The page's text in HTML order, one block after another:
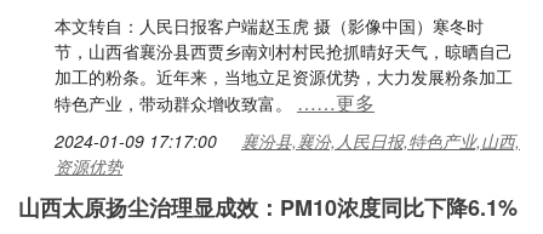
本文转自：人民日报客户端赵玉虎 摄（影像中国）寒冬时
节，山西省襄汾县西贾乡南刘村村民抢抓晴好天气，晾晒自己
加工的粉条。近年来，当地立足资源优势，大力发展粉条加工
特色产业，带动群众增收致富。 ……更多
2024-01-09 17:17:00
襄汾县,襄汾,人民日报,特色产业,山西,
资源优势
山西太原扬尘治理显成效：PM10浓度同比下降6.1%